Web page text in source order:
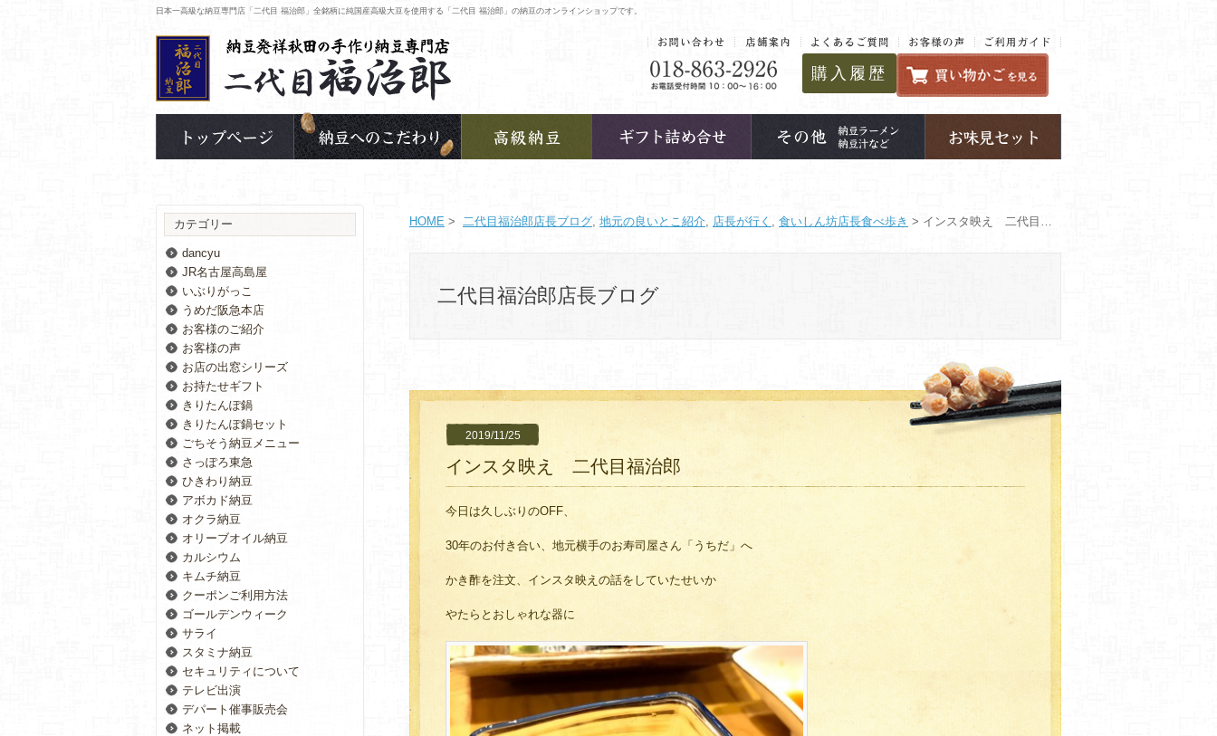
日本一高級な納豆専門店「二代目 福治郎」全銘柄に純国産高級大豆を使用する「二代目 福治郎」の納豆のオンラインショップです。
購入履歴
HOME > 二代目福治郎店長ブログ, 地元の良いとこ紹介, 店長が行く , 食いしん坊店長食べ歩き > インスタ映え 二代目福治郎
二代目福治郎店長ブログ
2019/11/25
インスタ映え 二代目福治郎
今日は久しぶりのOFF、
30年のお付き合い、地元横手のお寿司屋さん「うちだ」へ
かき酢を注文、インスタ映えの話をしていたせいか
やたらとおしゃれな器に
カテゴリー
dancyu
JR名古屋高島屋
いぶりがっこ
うめだ阪急本店
お客様のご紹介
お客様の声
お店の出窓シリーズ
お持たせギフト
きりたんぽ鍋
きりたんぽ鍋セット
ごちそう納豆メニュー
さっぽろ東急
ひきわり納豆
アボカド納豆
オクラ納豆
オリーブオイル納豆
カルシウム
キムチ納豆
クーポンご利用方法
ゴールデンウィーク
サライ
スタミナ納豆
セキュリティについて
テレビ出演
デパート催事販売会
ネット掲載